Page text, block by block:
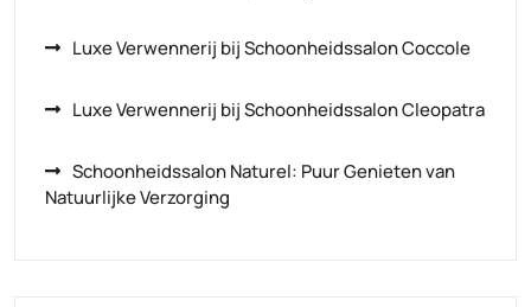
Luxe Verwennerij bij Schoonheidssalon Coccole
Luxe Verwennerij bij Schoonheidssalon Cleopatra
Schoonheidssalon Naturel: Puur Genieten van
Natuurlijke Verzorging